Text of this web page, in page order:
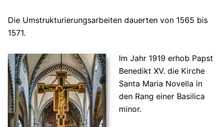
Die Umstrukturierungsarbeiten dauerten von 1565 bis
1571.
Im Jahr 1919 erhob Papst
Benedikt XV. die Kirche
Santa Maria Novella in
den Rang einer Basilica
minor.